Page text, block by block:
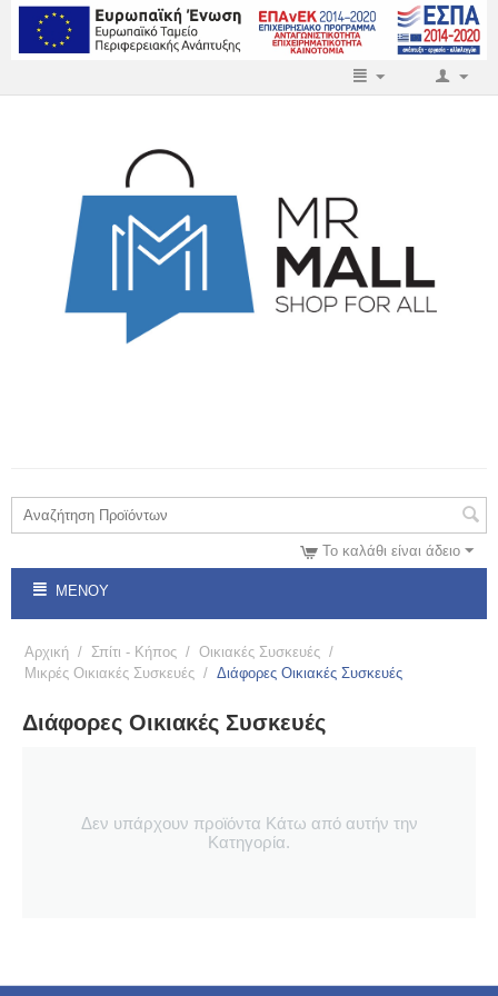
Το καλάθι είναι άδειο
ΜΕΝΟΎ
Αρχική / Σπίτι - Κήπος / Οικιακές Συσκευές /
Μικρές Οικιακές Συσκευές / Διάφορες Οικιακές Συσκευές
Διάφορες Οικιακές Συσκευές
Δεν υπάρχουν προϊόντα Κάτω από αυτήν την
Κατηγορία.